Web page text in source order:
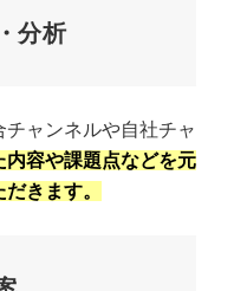
分析
ャンネルや自社チャ
内容や課題点などを元
きます。